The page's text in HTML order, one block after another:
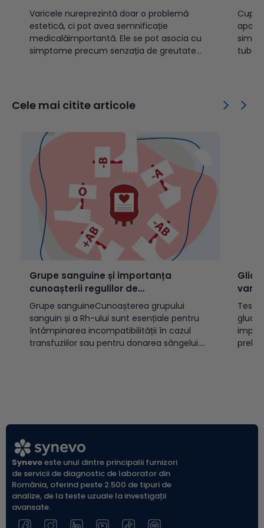
Varicele nureprezintă doar o problemă
estetică, ci pot avea semnificație
medicalăimportantă. Ele se pot asocia cu
simptome precum senzația de greutate
complicații precum tromboflebita
superficială,modificări trofice cutanate sau
varicele?Cum se...
Cuprins: Ce este
Cele mai citite articole
Grupe sanguine și importanța
cunoașterii regulilor de
incompatibilitate
Grupe sanguineCunoașterea grupului
sanguin și a Rh-ului sunt esențiale pentru
întâmpinarea incompatibilității în cazul
transfuziilor sau pentru donarea sângelui.
Synevoeste unul dintre principalii furnizori
de servicii de diagnostic de laborator din
România, oferind peste 2.500 de tipuri de
analize, de la teste uzuale la investigații
avansate.